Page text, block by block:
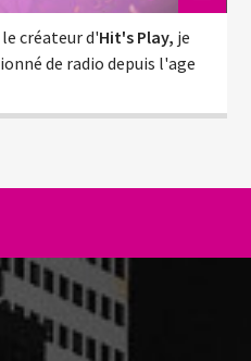
créateur d'Hit's Play, je
de radio depuis l'age